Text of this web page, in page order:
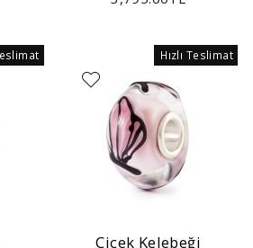
Hızlı Teslimat
Çiçek Kelebeği